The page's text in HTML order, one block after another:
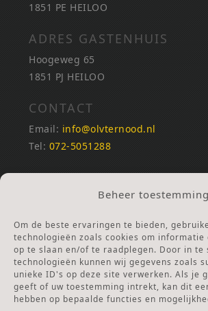
Beheer toestemming
Om de beste ervaringen te bieden,
technologieën zoals cookies om
op te slaan en/of te raadplegen. Door in te
technologieën kunnen wij gegevens zoals
unieke ID's op deze site verwerken. Als je
geeft of uw toestemming intrekt, kan dit
hebben op bepaalde functies en
1851 PE HEILOO
ADRES GASTENHUIS
Hoogeweg 65
1851 PJ HEILOO
CONTACT
Email: info@olvternood.nl
Tel: 072-5051288
REKENINGNUMMERS
NL25INGB0000672168
Ga naar Doneren
ANBI Stichting
RSIN nummer:002832987